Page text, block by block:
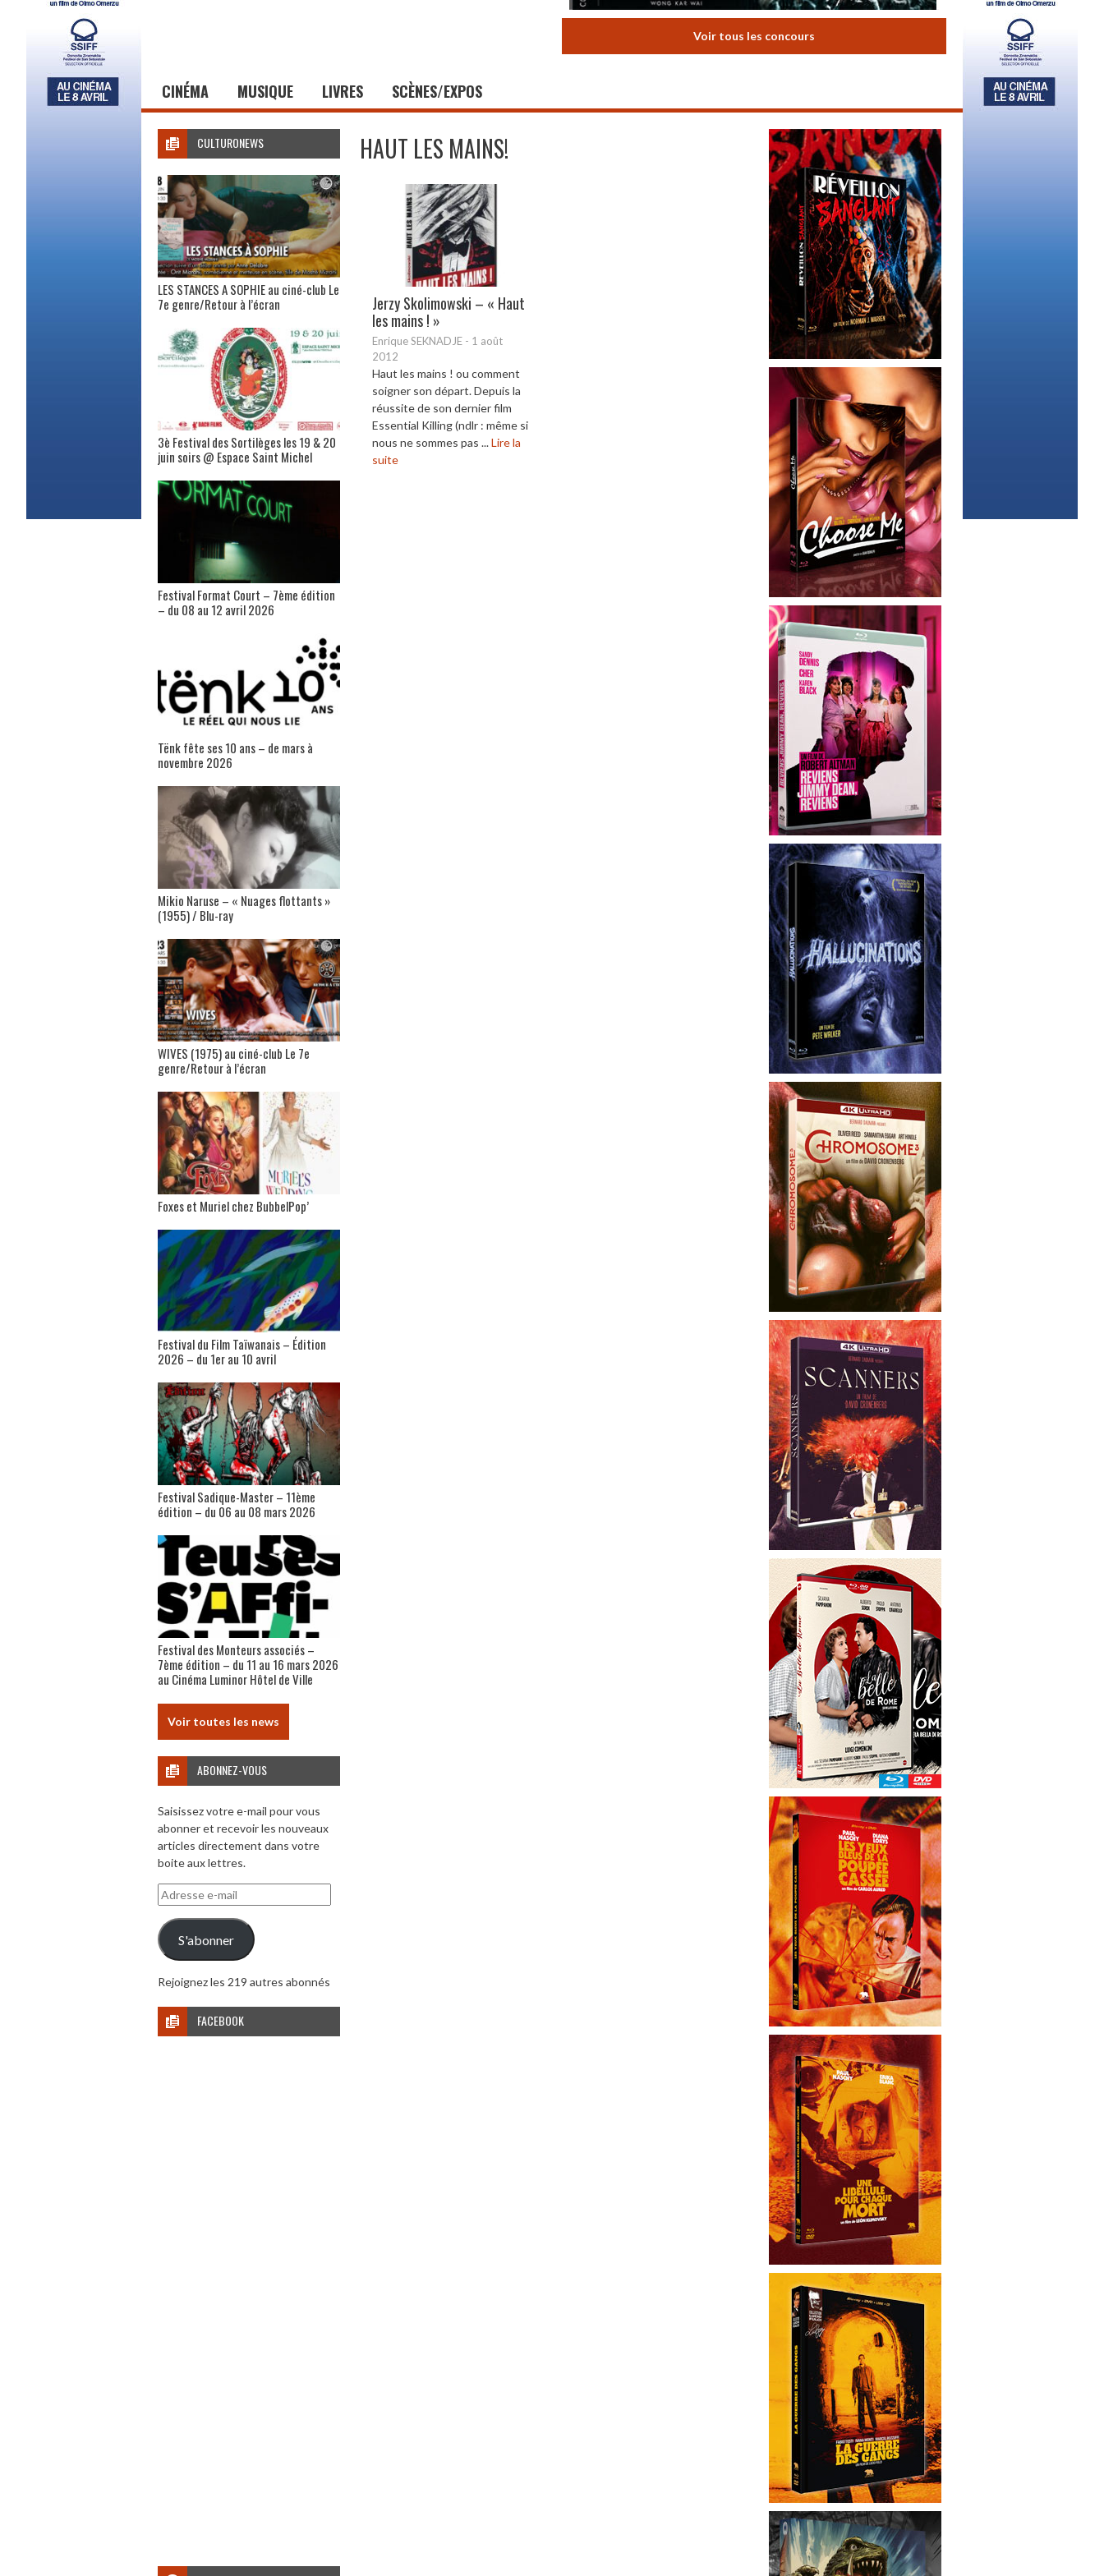
Voir tous les concours
CINÉMA MUSIQUE LIVRES SCÈNES/EXPOS
HAUT LES MAINS!
Jerzy Skolimowski – « Haut
les mains ! »
Enrique SEKNADJE - 1 août
2012
Haut les mains ! ou comment
soigner son départ. Depuis la
réussite de son dernier film
Essential Killing (ndlr : même si
nous ne sommes pas ...Lire la
suite
CULTURONEWS
LES STANCES A SOPHIE au ciné-club Le
7e genre/Retour à l’écran
3è Festival des Sortilèges les 19 & 20
juin soirs @ Espace Saint Michel
Festival Format Court – 7ème édition
– du 08 au 12 avril 2026
Tënk fête ses 10 ans – de mars à
novembre 2026
Mikio Naruse – « Nuages flottants »
(1955) / Blu-ray
WIVES (1975) au ciné-club Le 7e
genre/Retour à l’écran
Foxes et Muriel chez BubbelPop’
Festival du Film Taïwanais – Édition
2026 – du 1er au 10 avril
Festival Sadique-Master – 11ème
édition – du 06 au 08 mars 2026
Festival des Monteurs associés –
7ème édition – du 11 au 16 mars 2026
au Cinéma Luminor Hôtel de Ville
Voir toutes les news
ABONNEZ-VOUS
Saisissez votre e-mail pour vous
abonner et recevoir les nouveaux
articles directement dans votre
boite aux lettres.
Adresse
e-
mail
S'abonner
Rejoignez les 219 autres abonnés
FACEBOOK